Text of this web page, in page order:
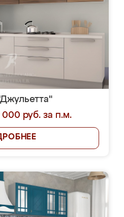
000 руб. за п.м.